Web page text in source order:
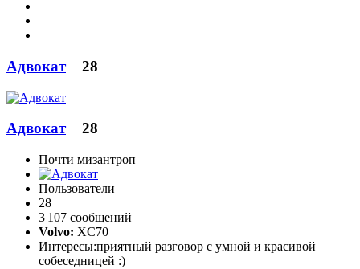
Адвокат 28
Адвокат 28
Почти мизантроп
Пользователи
28
3 107 сообщений
Volvo: XC70
Интересы:приятный разговор с умной и красивой
собеседницей :)